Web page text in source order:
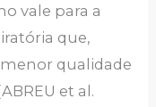
vale para a
que,
qualidade
et al.